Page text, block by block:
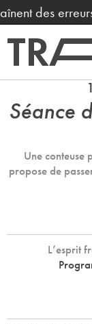
des
Séance
Une conteuse
propose de
L’esprit